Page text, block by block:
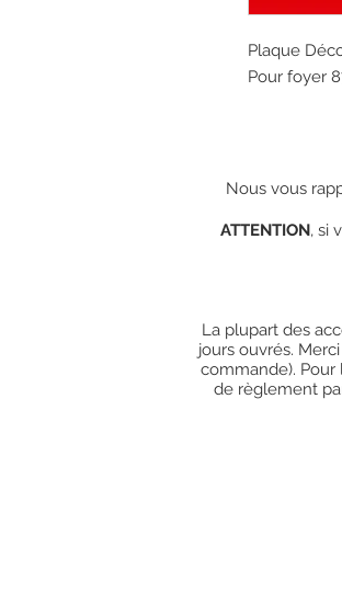
Plaque
Pour foyer
Nous vous
ATTENTION, si
La plupart des
jours ouvrés.
commande). Pour
de règlement